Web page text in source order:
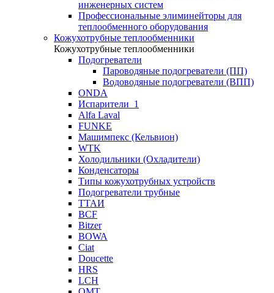
инженерных систем
Профессиональные элиминейторы для
теплообменного оборудования
Кожухотрубные теплообменники
Кожухотрубные теплообменники
Подогреватели
Пароводяные подогреватели (ПП)
Водоводяные подогреватели (ВПП)
ONDA
Испарители_1
Alfa Laval
FUNKE
Машимпекс (Кельвион)
WTK
Холодильники (Охладители)
Конденсаторы
Типы кожухотрубных устройств
Подогреватели трубные
ТТАИ
BCF
Bitzer
BOWA
Ciat
Doucette
HRS
LCH